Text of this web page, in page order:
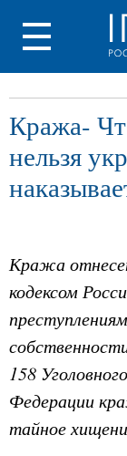
Кража-
нельзя
Кража
кодексом
158
Федерации
тайное